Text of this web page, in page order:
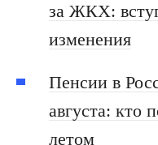
за ЖКХ:
изменения
Пенсии в
августа: кто
летом